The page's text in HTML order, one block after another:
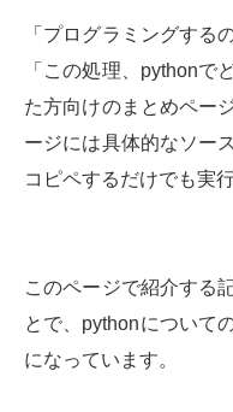
「プログラミングする
「この処理、pythonで
た方向けのまとめペー
ージには具体的なソー
コピペするだけでも実
このページで紹介する
とで、pythonについて
になっています。